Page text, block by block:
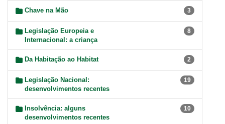
Chave na Mão 3
Legislação Europeia e
Internacional: a criança
8
Da Habitação ao Habitat 2
Legislação Nacional:
desenvolvimentos recentes
19
Insolvência: alguns
desenvolvimentos recentes
10